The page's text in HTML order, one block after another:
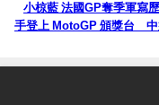
小椋藍 法國GP奪季軍寫
手登上 MotoGP 頒獎台 中